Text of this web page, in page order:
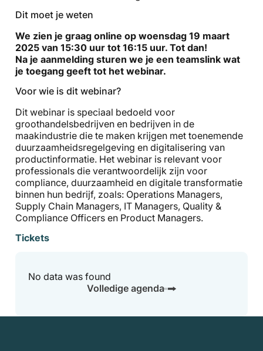
Dit moet je weten
We zien je graag online op woensdag 19 maart
2025 van 15:30 uur tot 16:15 uur. Tot dan!
Na je aanmelding sturen we je een teamslink wat
je toegang geeft tot het webinar.
Voor wie is dit webinar?
Dit webinar is speciaal bedoeld voor
groothandelsbedrijven en bedrijven in de
maakindustrie die te maken krijgen met toenemende
duurzaamheidsregelgeving en digitalisering van
productinformatie. Het webinar is relevant voor
professionals die verantwoordelijk zijn voor
compliance, duurzaamheid en digitale transformatie
binnen hun bedrijf, zoals: Operations Managers,
Supply Chain Managers, IT Managers, Quality &
Compliance Officers en Product Managers.
Tickets
No data was found
Volledige agenda